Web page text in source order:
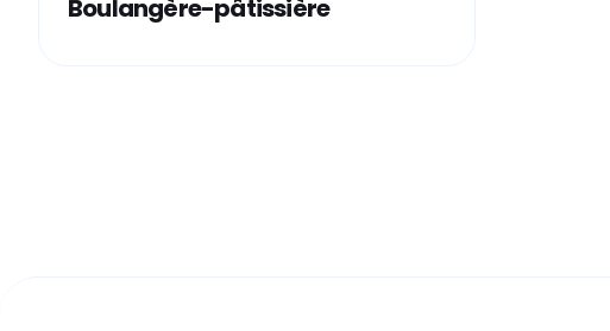
Boulangère-pâtissière